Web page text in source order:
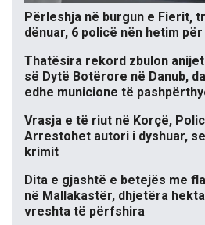
Përleshja në burgun e Fierit,
dënuar, 6 policë nën hetim
Thatësira rekord zbulon
së Dytë Botërore në Danub,
edhe municione të
Vrasja e të riut në Korçë,
Arrestohet autori i dyshuar,
krimit
Dita e gjashtë e betejës me
në Mallakastër, dhjetëra
vreshta të përfshira